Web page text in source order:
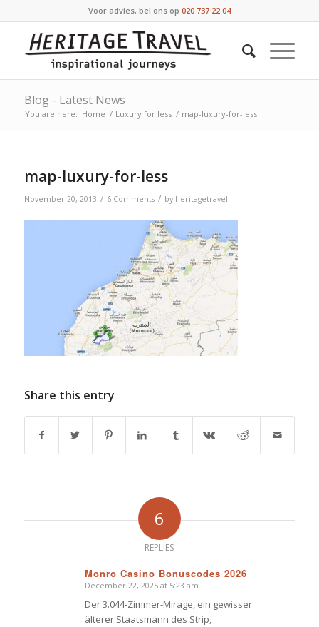
Voor advies, bel ons op 020 737 22 04
Blog - Latest News
You are here: Home / Luxury for less / map-luxury-for-less
map-luxury-for-less
November 20, 2013 / 6 Comments / by heritagetravel
Share this entry
6
REPLIES
Monro Casino Bonuscodes 2026
says:
December 22, 2025 at 5:23 am
Der 3.044-Zimmer-Mirage, ein gewisser
älterer Staatsmann des Strip,